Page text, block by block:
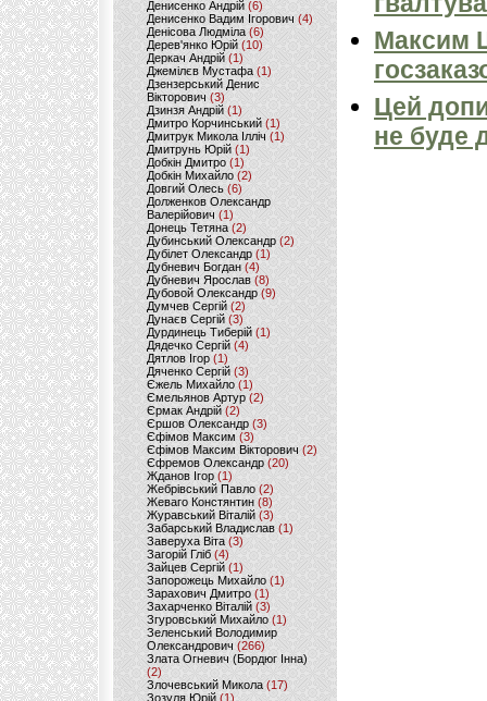
Денисенко Андрій (6)
Денисенко Вадим Ігорович (4)
Денісова Людміла(6)
Дерев'янко Юрій(10)
Деркач Андрій(1)
Джемілєв Мустафа (1)
Дзензерський Денис
Вікторович (3)
Дзинзя Андрій (1)
Дмитро Корчинський (1)
Дмитрук Микола Ілліч (1)
Дмитрунь Юрій (1)
Добкін Дмитро(1)
Добкін Михайло (2)
Довгий Олесь (6)
Долженков Олександр
Валерійович (1)
Донець Тетяна (2)
Дубинський Олександр(2)
Дубілет Олександр (1)
Дубневич Богдан (4)
Дубневич Ярослав (8)
Дубовой Олександр(9)
Думчев Сергій (2)
Дунаєв Сергій(3)
Дурдинець Тиберій (1)
Дядечко Сергій (4)
Дятлов Ігор (1)
Дяченко Сергій (3)
Єжель Михайло (1)
Ємельянов Артур (2)
Єрмак Андрій (2)
Єршов Олександр (3)
Єфімов Максим (3)
Єфімов Максим Вікторович (2)
Єфремов Олександр (20)
Жданов Ігор (1)
Жебрівський Павло (2)
Жеваго Констянтин (8)
Журавський Віталій (3)
Забарський Владислав (1)
Заверуха Віта (3)
Загорій Гліб (4)
Зайцев Сергій(1)
Запорожець Михайло (1)
Зарахович Дмитро (1)
Захарченко Віталій (3)
Згуровський Михайло (1)
Зеленський Володимир
Олександрович (266)
Злата Огневич (Бордюг Інна)
(2)
Злочевський Микола(17)
Зозуля Юрій (1)
Максим
Цей
не буде